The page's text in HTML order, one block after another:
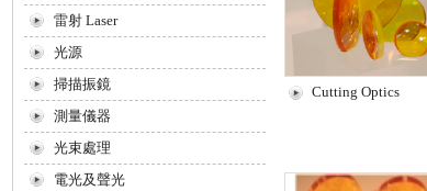
Cutting Optics
雷射 Laser
光源
掃描振鏡
測量儀器
光束處理
電光及聲光